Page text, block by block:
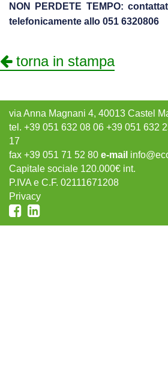
NON PERDETE TEMPO:
telefonicamente allo 051 6320806
torna in stampa
via Anna Magnani 4, 40013 Castel
tel. +39 051 632 08 06 +39 051 632
17
fax +39 051 71 52 80 e-mail
Capitale sociale 120.000€ int.
P.IVA e C.F. 02111671208
Privacy